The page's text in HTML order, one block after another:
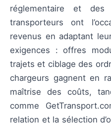
réglementaire et des
transporteurs ont
revenus en adaptant
exigences : offres
trajets et ciblage des
chargeurs gagnent en
maîtrise des coûts,
comme
relation et la sélection